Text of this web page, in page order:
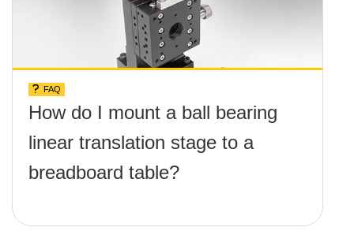
FAQ
How do I mount a ball bearing
linear translation stage to a
breadboard table?